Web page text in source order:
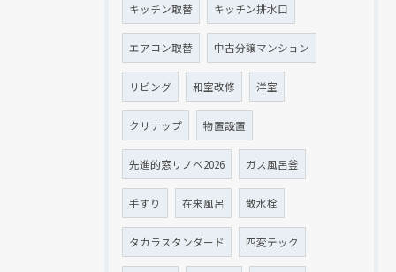
キッチン取替 キッチン排水口
エアコン取替 中古分譲マンション
リビング 和室改修 洋室
クリナップ 物置設置
先進的窓リノベ2026 ガス風呂釜
手すり 在来風呂 散水栓
タカラスタンダード 四変テック